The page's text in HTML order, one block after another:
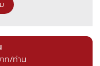
ท/ท่าน